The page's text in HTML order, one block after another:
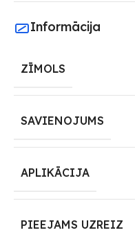
Informācija
ZĪMOLS
SAVIENOJUMS
APLIKĀCIJA
PIEEJAMS UZREIZ